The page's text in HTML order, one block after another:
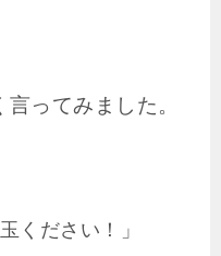
ってみました。
ください！」